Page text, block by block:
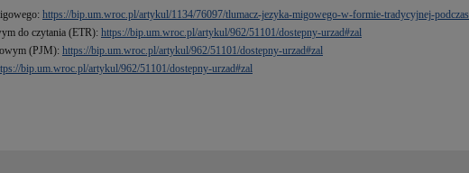
https://bip.um.wroc.pl/artykul/1134/76097/tlumacz-jezyka-migowego-w-formie-tradycyjnej-
do czytania (ETR): https://bip.um.wroc.pl/artykul/962/51101/dostepny-urzad#zal
(PJM): https://bip.um.wroc.pl/artykul/962/51101/dostepny-urzad#zal
bip.um.wroc.pl/artykul/962/51101/dostepny-urzad#zal